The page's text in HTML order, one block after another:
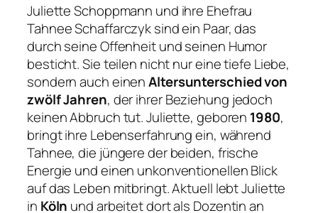
Juliette Schoppmann und ihre Ehefrau
Tahnee Schaffarczyk sind ein Paar, das
durch seine Offenheit und seinen Humor
besticht. Sie teilen nicht nur eine tiefe Liebe,
sondern auch einenAltersunterschied von
zwölf Jahren, der ihrer Beziehung jedoch
keinen Abbruch tut. Juliette, geboren 1980,
bringt ihre Lebenserfahrung ein, während
Tahnee, die jüngere der beiden, frische
Energie und einen unkonventionellen Blick
auf das Leben mitbringt. Aktuell lebt Juliette
in Köln und arbeitet dort als Dozentin an